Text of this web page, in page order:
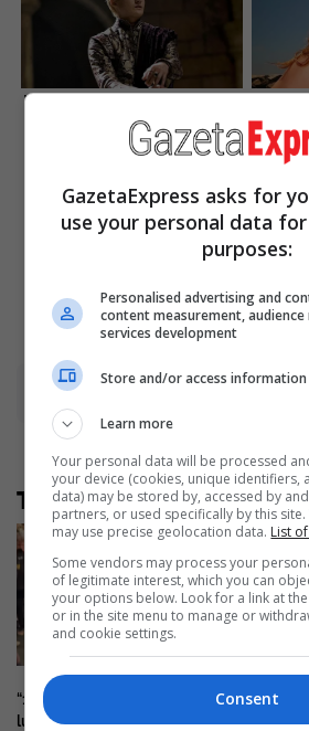
Where Are They Now? 9 Ex-
Actors Found Unexpected
Career Paths
Some Moments Got Out Of
Control Quickly
Të tjera nga rubrika
“1 në mesin e 22 mijëve”,
luftëtari shqiptar vallëzon me
GazetaExpress asks for
use your personal data
purposes:
Personalised advertising and
content measurement, audience
services development
Store and/or access information
Learn more
Your personal data will be processed
your device (cookies, unique identifiers,
data) may be stored by, accessed by
partners, or used specifically by this
may use precise geolocation data. List
Some vendors may process your
of legitimate interest, which you can
your options below. Look for a link at
or in the site menu to manage or
and cookie settings.
Consent